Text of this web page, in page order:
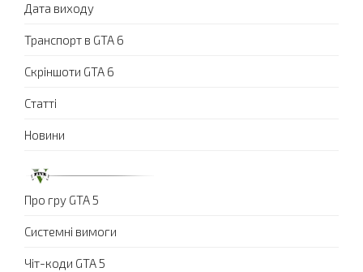
Дата виходу
Транспорт в GTA 6
Скріншоти GTA 6
Статті
Новини
Про гру GTA 5
Системні вимоги
Чіт-коди GTA 5